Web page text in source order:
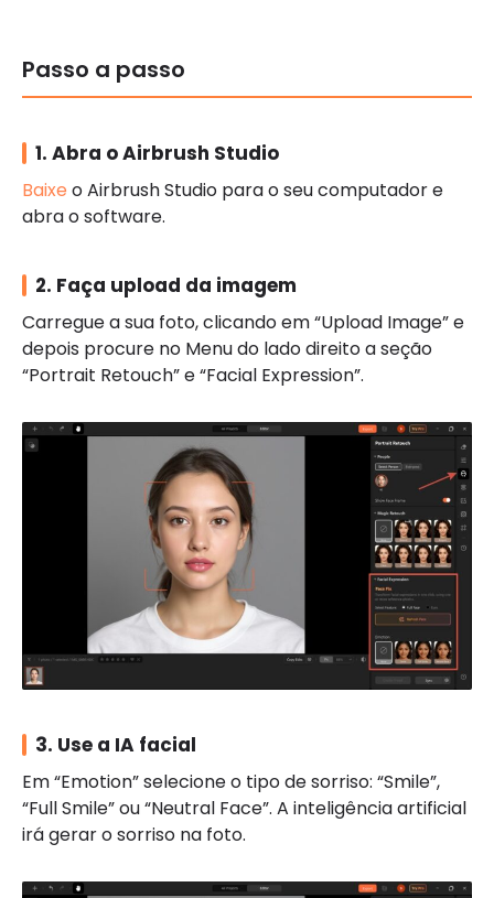
Passo a passo
1. Abra o Airbrush Studio
Baixe o Airbrush Studio para o seu computador e
abra o software.
2. Faça upload da imagem
Carregue a sua foto, clicando em “Upload Image” e
depois procure no Menu do lado direito a seção
“Portrait Retouch” e “Facial Expression”.
3. Use a IA facial
Em “Emotion” selecione o tipo de sorriso: “Smile”,
“Full Smile” ou “Neutral Face”. A inteligência artificial
irá gerar o sorriso na foto.